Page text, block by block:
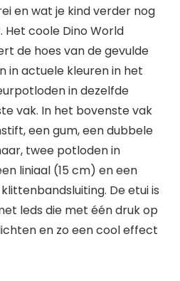
en wat je kind verder nog
coole Dino World
de hoes van de gevulde
in actuele kleuren in het
in dezelfde
vak. In het bovenste vak
een gum, een dubbele
twee potloden in
liniaal (15 cm) en een
De etui is
leds die met één druk op
en zo een cool effect